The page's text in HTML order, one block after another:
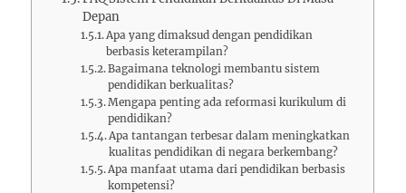
Depan
Apa yang dimaksud dengan pendidikan
berbasis keterampilan?
Bagaimana teknologi membantu sistem
pendidikan berkualitas?
Mengapa penting ada reformasi kurikulum di
pendidikan?
Apa tantangan terbesar dalam meningkatkan
kualitas pendidikan di negara berkembang?
Apa manfaat utama dari pendidikan berbasis
kompetensi?